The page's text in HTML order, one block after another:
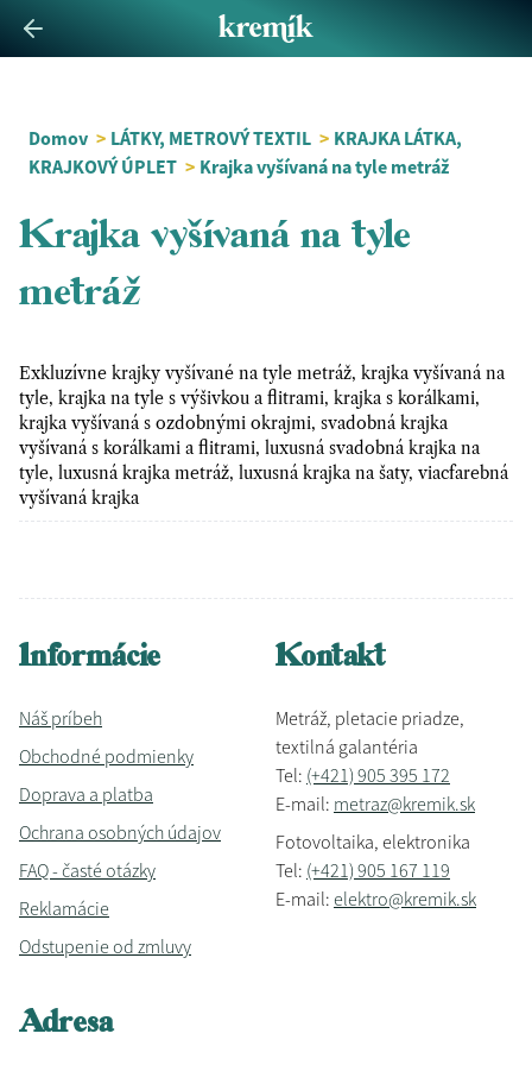
Domov > LÁTKY, METROVÝ TEXTIL > KRAJKA LÁTKA,
KRAJKOVÝ ÚPLET > Krajka vyšívaná na tyle metráž
Krajka vyšívaná na tyle
metráž
Exkluzívne krajky vyšívané na tyle metráž, krajka vyšívaná na
tyle, krajka na tyle s výšivkou a flitrami, krajka s korálkami,
krajka vyšívaná s ozdobnými okrajmi, svadobná krajka
vyšívaná s korálkami a flitrami, luxusná svadobná krajka na
tyle, luxusná krajka metráž, luxusná krajka na šaty, viacfarebná
vyšívaná krajka
Informácie
Náš príbeh
Obchodné podmienky
Doprava a platba
Ochrana osobných údajov
FAQ - časté otázky
Reklamácie
Odstupenie od zmluvy
Kontakt
Metráž, pletacie priadze,
textilná galantéria
Tel: (+421) 905 395 172
E-mail: metraz@kremik.sk
Fotovoltaika, elektronika
Tel: (+421) 905 167 119
E-mail: elektro@kremik.sk
Adresa